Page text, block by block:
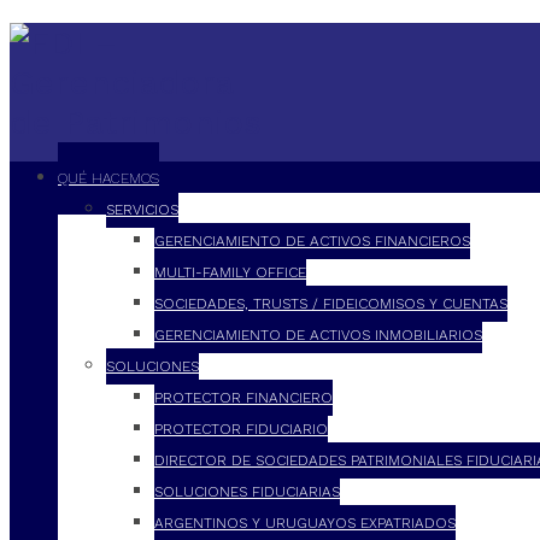
QUÉ HACEMOS
SERVICIOS
GERENCIAMIENTO DE ACTIVOS FINANCIEROS
MULTI-FAMILY OFFICE
SOCIEDADES, TRUSTS / FIDEICOMISOS Y CUENTAS
GERENCIAMIENTO DE ACTIVOS INMOBILIARIOS
SOLUCIONES
PROTECTOR FINANCIERO
PROTECTOR FIDUCIARIO
DIRECTOR DE SOCIEDADES PATRIMONIALES
SOLUCIONES FIDUCIARIAS
ARGENTINOS Y URUGUAYOS EXPATRIADOS